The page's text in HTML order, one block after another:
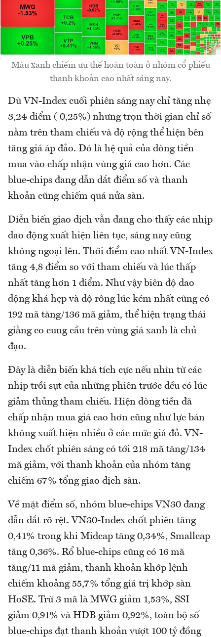
Màu xanh chiếm ưu thế hoàn toàn ở nhóm cổ phiếu
thanh khoản cao nhất sáng nay.
Dù VN-Index cuối phiên sáng nay chỉ tăng nhẹ
3,24 điểm ( 0,25%) nhưng trọn thời gian chỉ số
nằm trên tham chiếu và độ rộng thể hiện bên
tăng giá áp đảo. Đó là hệ quả của dòng tiền
mua vào chấp nhận vùng giá cao hơn. Các
blue-chips đang dẫn dắt điểm số và thanh
khoản cũng chiếm quá nửa sàn.
Diễn biến giao dịch vẫn đang cho thấy các nhịp
dao động xuất hiện liên tục, sáng nay cũng
không ngoại lên. Thời điểm cao nhất VN-Index
tăng 4,8 điểm so với tham chiếu và lúc thấp
nhất tăng hơn 1 điểm. Như vậy biên độ dao
động khá hẹp và độ rông lúc kém nhất cũng có
192 mã tăng/136 mã giảm, thể hiện trạng thái
giằng co cung cầu trên vùng giá xanh là chủ
đạo.
Đây là diễn biến khá tích cực nếu nhìn từ các
nhịp trồi sụt của những phiên trước đều có lúc
giảm thủng tham chiếu. Hiện dòng tiền đã
chấp nhận mua giá cao hơn cũng như lực bán
không xuất hiện nhiều ở các mức giá đỏ. VN-
Index chốt phiên sáng có tới 218 mã tăng/134
mã giảm, với thanh khoản của nhóm tăng
chiếm 67% tổng giao dịch sàn.
Về mặt điểm số, nhóm blue-chips VN30 đang
dẫn dắt rõ rệt. VN30-Index chốt phiên tăng
0,41% trong khi Midcap tăng 0,34%, Smallcap
tăng 0,36%. Rổ blue-chips cũng có 16 mã
tăng/11 mã giảm, thanh khoản khớp lệnh
chiếm khoảng 55,7% tổng giá trị khớp sàn
HoSE. Trừ 3 mã là MWG giảm 1,53%, SSI
giảm 0,91% và HDB giảm 0,92%, toàn bộ số
blue-chips đạt thanh khoản vượt 100 tỷ đồng